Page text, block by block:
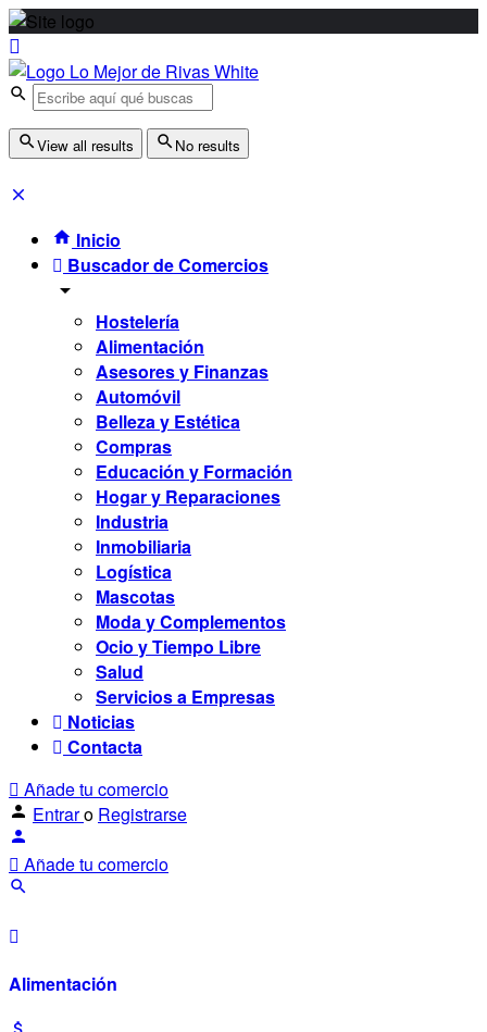
View all results No results
Inicio
Buscador de Comercios
Hostelería
Alimentación
Asesores y Finanzas
Automóvil
Belleza y Estética
Compras
Educación y Formación
Hogar y Reparaciones
Industria
Inmobiliaria
Logística
Mascotas
Moda y Complementos
Ocio y Tiempo Libre
Salud
Servicios a Empresas
Noticias
Contacta
Añade tu comercio
Entraro Registrarse
Añade tu comercio
Alimentación